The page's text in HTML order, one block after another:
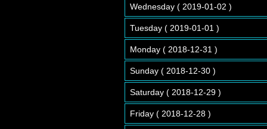
Wednesday ( 2019-01-02 )
Tuesday ( 2019-01-01 )
Monday ( 2018-12-31 )
Sunday ( 2018-12-30 )
Saturday ( 2018-12-29 )
Friday ( 2018-12-28 )